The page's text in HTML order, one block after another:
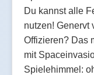
Du kannst alle
nutzen! Genervt
Offizieren? Das
mit
Spielehimmel: